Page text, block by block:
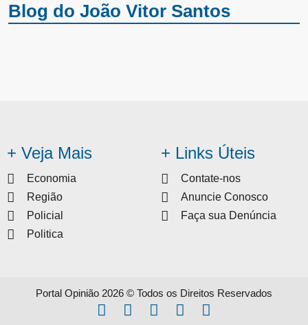
Blog do João Vitor Santos
+ Veja Mais
Economia
Região
Policial
Politica
+ Links Úteis
Contate-nos
Anuncie Conosco
Faça sua Denúncia
Portal Opinião 2026 © Todos os Direitos Reservados